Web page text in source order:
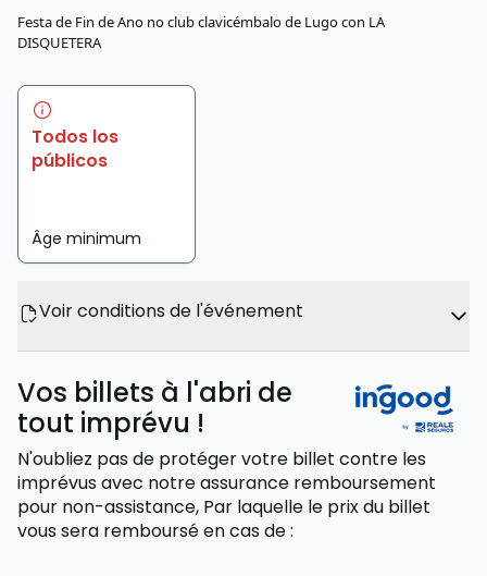
Festa de Fin de Ano no club clavicémbalo de Lugo con LA
DISQUETERA
Todos los
públicos
Âge minimum
Voir conditions de l'événement
Vos billets à l'abri de
tout imprévu !
N'oubliez pas de protéger votre billet contre les
imprévus avec notre assurance remboursement
pour non-assistance, Par laquelle le prix du billet
vous sera rembourséen cas de: